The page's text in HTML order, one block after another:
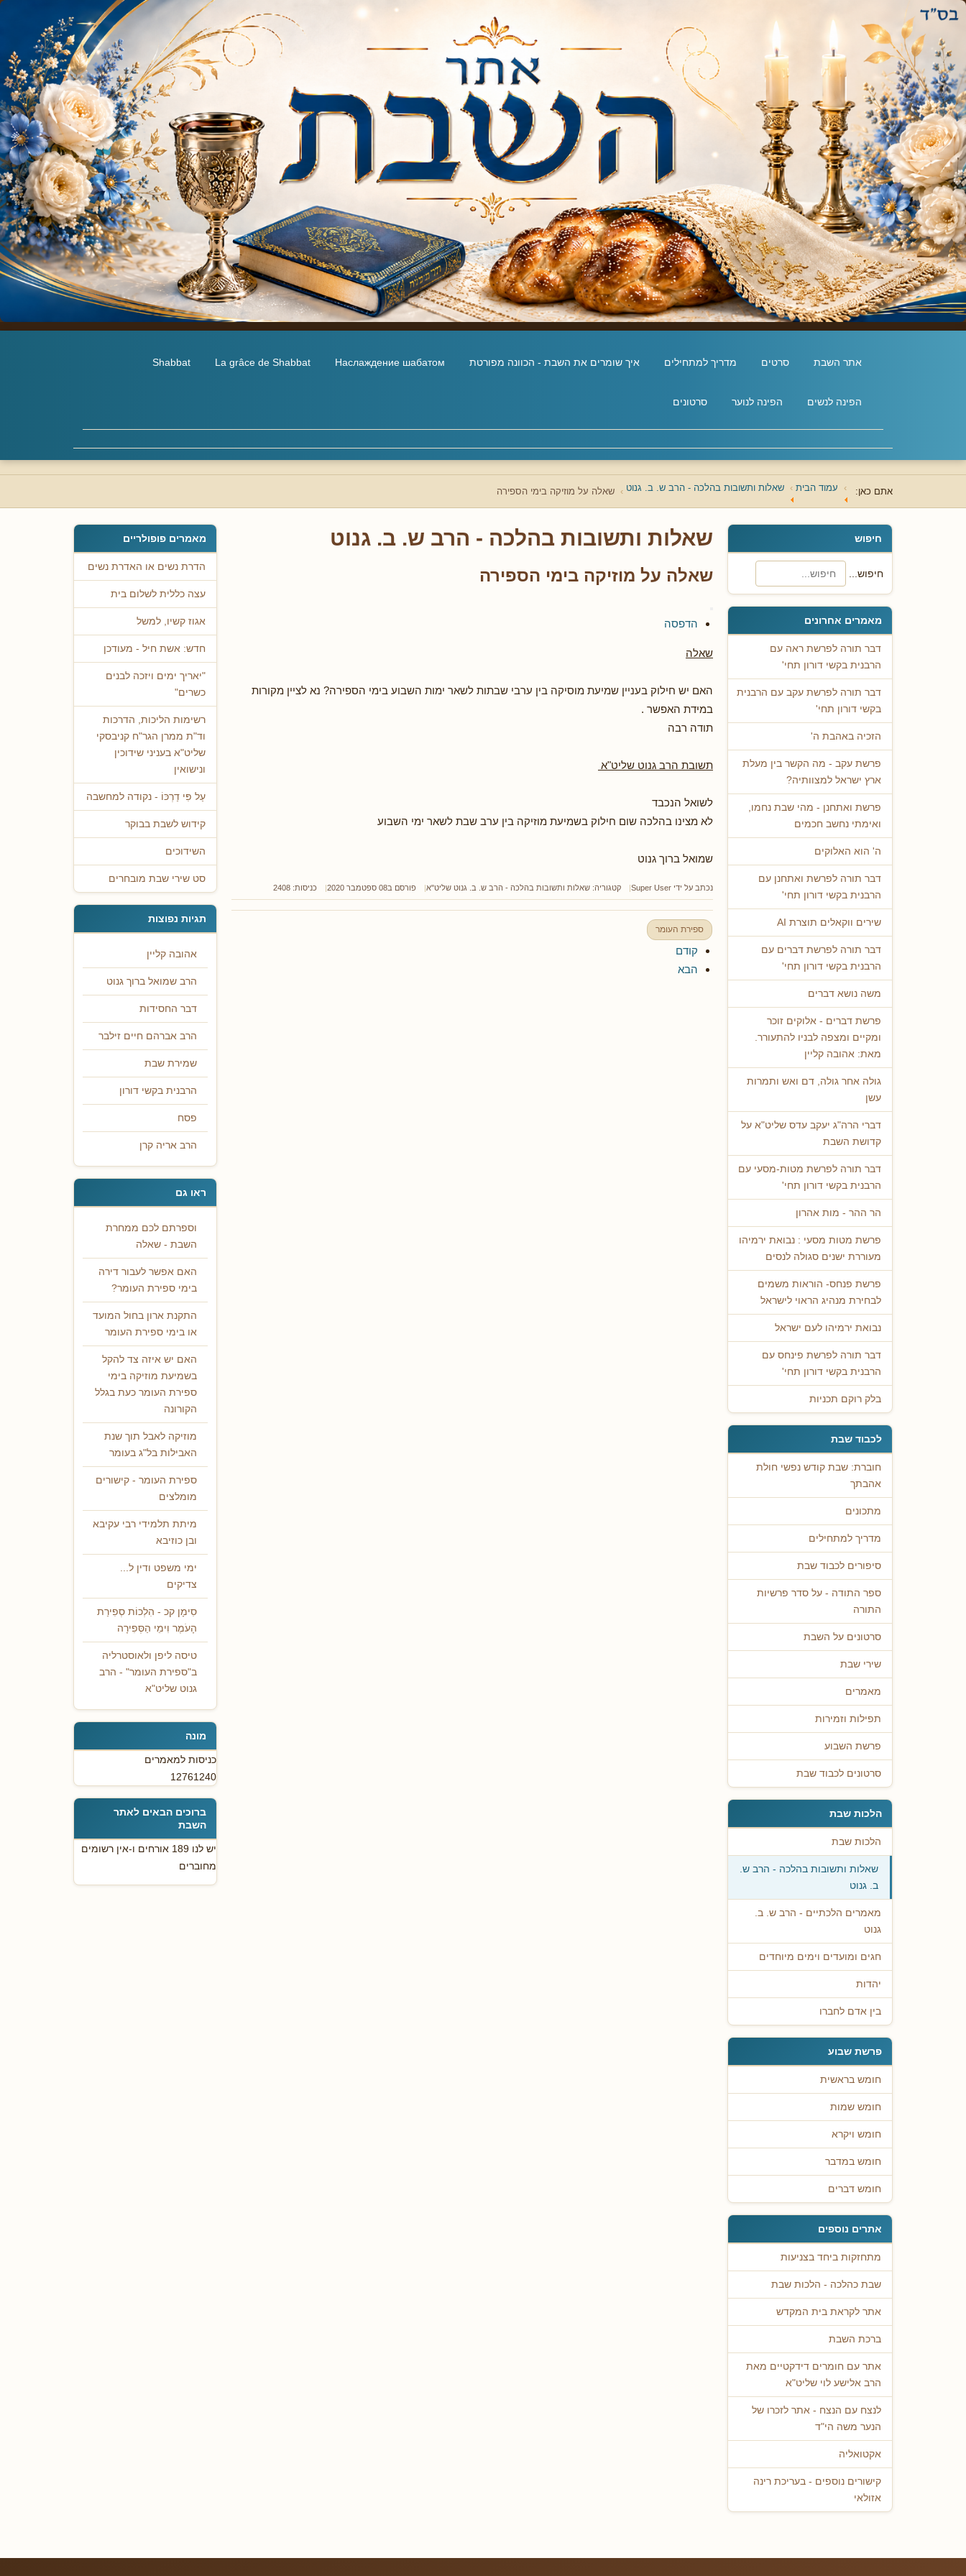
אתר השבת סרטים מדריך למתחילים איך שומרים את השבת - הכוונה מפורטת Наслаждение шабатом
La grâce de Shabbat
Shabbat
הפינה לנשים הפינה לנוער סרטונים
אתם כאן: עמוד הבית שאלות ותשובות בהלכה - הרב ש. ב. גנוט שאלה על מוזיקה בימי הספירה
חיפוש
חיפוש...
מאמרים אחרונים
דבר תורה לפרשת ראה עם
הרבנית בקשי דורון תחי'
דבר תורה לפרשת עקב עם הרבנית
בקשי דורון תחי'
הזכיה באהבת ה'
פרשת עקב - מה הקשר בין מעלת
ארץ ישראל למצוותיה?
פרשת ואתחנן - מהי שבת נחמו,
ואימתי נחשב חכמים
ה' הוא האלוקים
דבר תורה לפרשת ואתחנן עם
הרבנית בקשי דורון תחי'
שירים ווקאלים תוצרת AI
דבר תורה לפרשת דברים עם
הרבנית בקשי דורון תחי'
משה נושא דברים
פרשת דברים - אלוקים זוכר
ומקיים ומצפה לבניו להתעורר.
מאת: אהובה קליין
גולה אחר גולה, דם ואש ותמרות
עשן
דברי הרה"ג יעקב עדס שליט"א על
קדושת השבת
דבר תורה לפרשת מטות-מסעי עם
הרבנית בקשי דורון תחי'
הר ההר - מות אהרון
פרשת מטות מסעי : נבואת ירמיהו
מעוררת ישנים סגולה לנסים
פרשת פנחס- הוראות משמים
לבחירת מנהיג הראוי לישראל
נבואת ירמיהו לעם ישראל
דבר תורה לפרשת פינחס עם
הרבנית בקשי דורון תחי'
בלק רוקם תכניות
לכבוד שבת
חוברת: שבת קודש נפשי חולת
אהבתך
מתכונים
מדריך למתחילים
סיפורים לכבוד שבת
ספר התודה - על סדר פרשיות
התורה
סרטונים על השבת
שירי שבת
מאמרים
תפילות וזמירות
פרשת השבוע
סרטונים לכבוד שבת
הלכות שבת
הלכות שבת
שאלות ותשובות בהלכה - הרב ש.
ב. גנוט
מאמרים הלכתיים - הרב ש. ב.
גנוט
חגים ומועדים וימים מיוחדים
יהדות
בין אדם לחברו
פרשת שבוע
חומש בראשית
חומש שמות
חומש ויקרא
חומש במדבר
חומש דברים
אתרים נוספים
מתחזקות ביחד בצניעות
שבת כהלכה - הלכות שבת
אתר לקראת בית המקדש
ברכת השבת
אתר עם חומרים דידקטיים מאת
הרב אלישע לוי שליט"א
לנצח עם הנצח - אתר לזכרו של
הנער משה הי"ד
אקטואליה
קישורים נוספים - בעריכת רינה
אזולאי
שאלות ותשובות בהלכה - הרב ש. ב. גנוט
שאלה על מוזיקה בימי הספירה
הדפסה
שאלה
האם יש חילוק בעניין שמיעת מוסיקה בין ערבי שבתות לשאר ימות השבוע בימי הספירה? נא לציין מקורות
במידת האפשר .
תודה רבה
תשובת הרב גנוט שליט"א
לשואל הנכבד
לא מצינו בהלכה שום חילוק בשמיעת מוזיקה בין ערב שבת לשאר ימי השבוע
שמואל ברוך גנוט
נכתב על ידי Super User קטגוריה: שאלות ותשובות בהלכה - הרב ש. ב. גנוט שליט"א פורסם ב08 ספטמבר 2020 כניסות: 2408
ספירת העומר
קודם
הבא
מאמרים פופולריים
הדרת נשים או האדרת נשים
עצה כללית לשלום בית
אגוז קשיו, למשל
חדש: אשת חיל - מעודכן
"יאריך ימים ויזכה לבנים
כשרים"
רשימות הליכות, הדרכות
וד"ת ממרן הגר"ח קניבסקי
שליט"א בעניני שידוכין
ונישואין
עַל פִּי דַרְכּוֹ - נקודה למחשבה
קידוש לשבת בבוקר
השידוכים
סט שירי שבת מובחרים
תגיות נפוצות
אהובה קליין
הרב שמואל ברוך גנוט
דבר החסידות
הרב אברהם חיים זילבר
שמירת שבת
הרבנית בקשי דורון
פסח
הרב אריה קרן
ראו גם
וספרתם לכם ממחרת
השבת - שאלה
האם אפשר לעבור דירה
בימי ספירת העומר?
התקנת ארון בחול המועד
או בימי ספירת העומר
האם יש איזה צד להקל
בשמיעת מוזיקה בימי
ספירת העומר כעת בגלל
הקורונה
מוזיקה לאבל תוך שנת
האבילות בל"ג בעומר
ספירת העומר - קישורים
מומלצים
מיתת תלמידי רבי עקיבא
ובן כוזיבא
ימי משפט ודין ל...
צדיקים
סִימָן קכ - הִלְכוֹת סְפִירַת
הָעֹמֶר וִימֵי הַסְּפִירָה
טיסה ליפן ולאוסטרליה
ב"ספירת העומר" - הרב
גנוט שליט"א
מונה
כניסות למאמרים
12761240
ברוכים הבאים לאתר
השבת
יש לנו 189 אורחים ו-אין רשומים
מחוברים